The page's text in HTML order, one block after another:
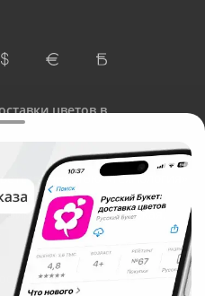
цветов в
«Технология»
ул. Ипподромская,